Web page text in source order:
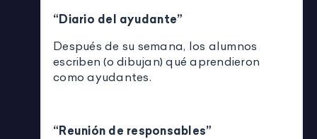
“Diario del ayudante”
Después de su semana, los alumnos
escriben (o dibujan) qué aprendieron
como ayudantes.
“Reunión de responsables”